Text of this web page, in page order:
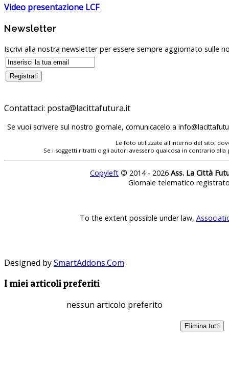
Video presentazione LCF
Newsletter
Iscrivi alla nostra newsletter per essere sempre aggiornato sulle
Contattaci:
Se vuoi scrivere sul nostro giornale, comunicacelo a
Le foto utilizzate all'interno del sito,
Se i soggetti ritratti o gli autori avessero qualcosa in contrario
Copyleft © 2014 - 2026 Ass. La Città
Giornale telematico
To the extent possible under law,
Designed bySmartAddons.Com
I miei articoli preferiti
nessun articolo preferito